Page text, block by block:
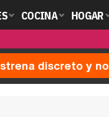
COCINA HOGAR
discreto y